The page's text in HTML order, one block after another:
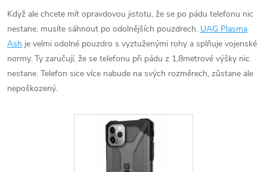
Když ale chcete mít opravdovou jistotu, že se po pádu telefonu nic
nestane, musíte sáhnout po odolnějších pouzdrech. UAG Plasma
Ash je velmi odolné pouzdro s vyztuženými rohy a splňuje vojenské
normy. Ty zaručují, že se telefonu při pádu z 1,8metrové výšky nic
nestane. Telefon sice více nabude na svých rozměrech, zůstane ale
nepoškozený.